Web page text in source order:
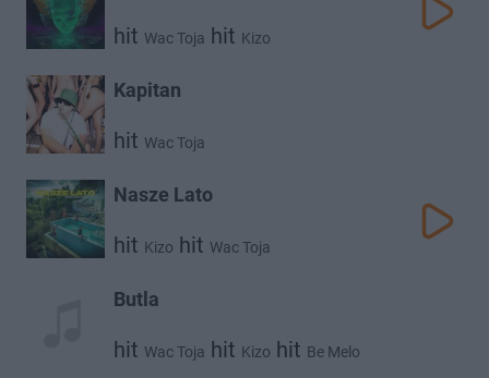
hit Wac Toja hit Kizo
Kapitan
hit Wac Toja
Nasze Lato
hit Kizo hit Wac Toja
Butla
hit Wac Toja hit Kizo hit Be Melo